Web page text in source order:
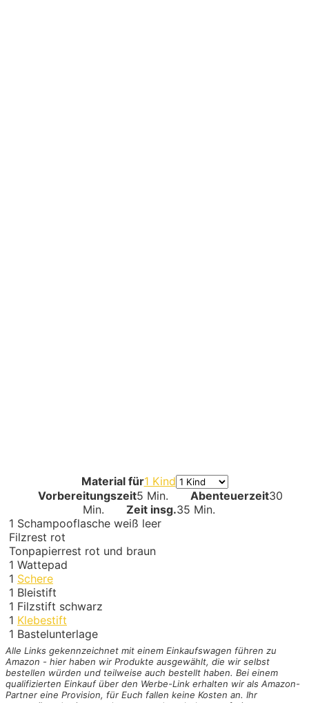
Material für1 Kind
Vorbereitungszeit5 Min. Abenteuerzeit30
Min.
Zeit insg.35 Min.
1 Schampooflasche weiß leer
Filzrest rot
Tonpapierrest rot und braun
1 Wattepad
1 Schere
1 Bleistift
1 Filzstift schwarz
1 Klebestift
1 Bastelunterlage
Alle Links gekennzeichnet mit einem Einkaufswagen führen zu
Amazon - hier haben wir Produkte ausgewählt, die wir selbst
bestellen würden und teilweise auch bestellt haben. Bei einem
qualifizierten Einkauf über den Werbe-Link erhalten wir als Amazon-
Partner eine Provision, für Euch fallen keine Kosten an. Ihr